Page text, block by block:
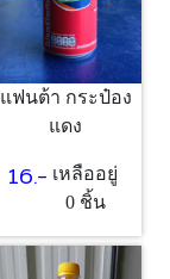
แฟนต้า กระป๋อง
แดง
16.- เหลืออยู่
0 ชิ้น